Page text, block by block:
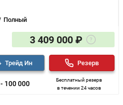
Полный
3 409 000 ₽
- 100 000
Трейд Ин
Бесплатный резерв
в течении 24 часов
Резерв